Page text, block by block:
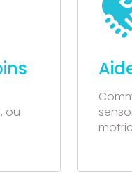
ou